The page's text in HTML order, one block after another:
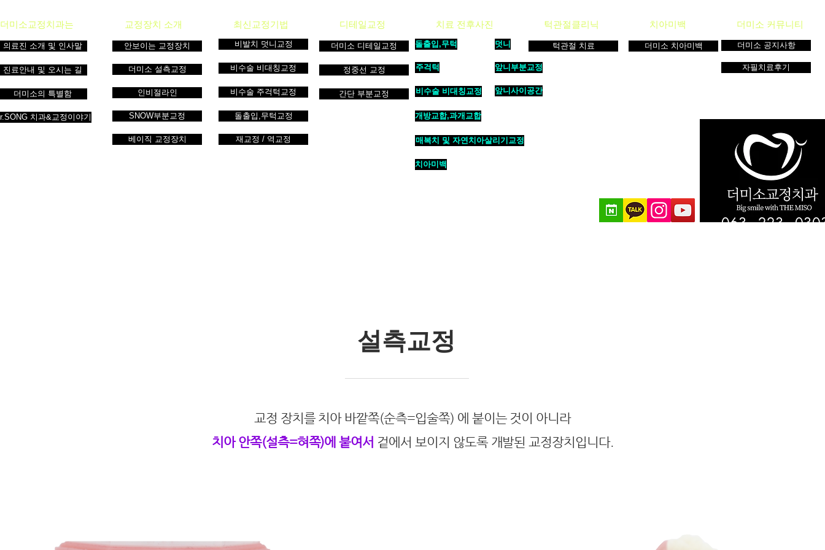
063 - 223 -
더미소교정치과는 교정장치 소개 최신교정기법 디테일교정 치료 전후사진 턱관절클리닉 치아미백 더미소 커뮤니티
의료진 소개 및 인사말
진료안내 및 오시는 길
더미소의 특별함
치과&교정이야기
안보이는 교정장치
더미소 설측교정
인비절라인
SNOW부분교정
비발치 덧니교정
비수술 비대칭교정
비수술 주걱턱교정
돌출입,무턱교정
더미소 디테일교정
정중선 교정
간단 부분교정
돌출입,무턱
주걱턱
비수술 비대칭교정
개방교합,과개교합
덧니
앞니부분교정
턱관절 치료 더미소 치아미백
앞니사이공간
베이직 교정장치 재교정 / 역교정 매복치 및 자연치아살리기교정
더미소 공지사항
자필치료후기
치아미백
설측교정
교정 장치를 치아 바깥쪽(순측=입술쪽) 에 붙이는 것이 아니라
치아 안쪽(설측=혀쪽)에 붙여서 겉에서 보이지 않도록 개발된 교정장치입니다.